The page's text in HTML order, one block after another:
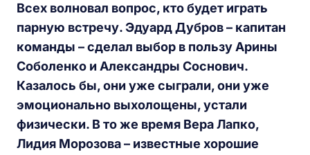
Всех волновал вопрос, кто будет играть
парную встречу. Эдуард Дубров – капитан
команды – сделал выбор в пользу Арины
Соболенко и Александры Соснович.
Казалось бы, они уже сыграли, они уже
эмоционально выхолощены, устали
физически. В то же время Вера Лапко,
Лидия Морозова – известные хорошие